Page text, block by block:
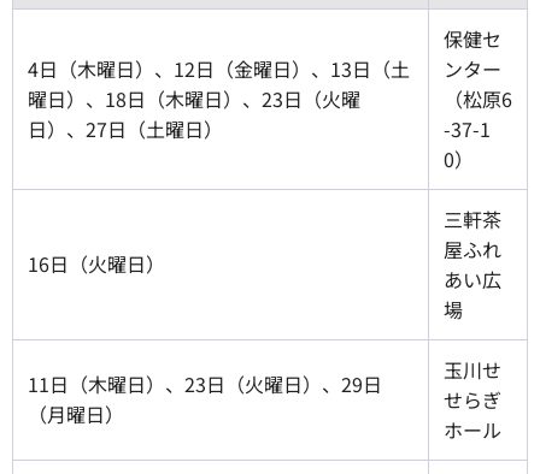
4日（木曜日）、12日（金曜日）、13日（土
曜日）、18日（木曜日）、23日（火曜
日）、27日（土曜日）
保健セ
ンター
（松原6
-37-1
0）
16日（火曜日）
三軒茶
屋ふれ
あい広
場
11日（木曜日）、23日（火曜日）、29日
（月曜日）
玉川せ
せらぎ
ホール